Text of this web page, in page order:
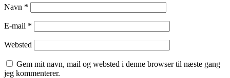
Navn *
E-mail *
Websted
Gem mit navn, mail og websted i denne browser til næste gang
jeg kommenterer.